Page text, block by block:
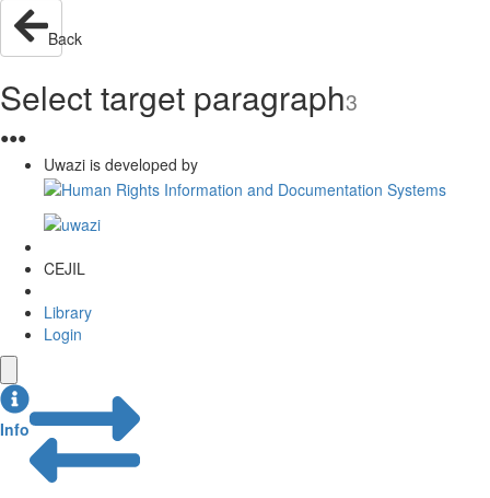
Back
Select target paragraph3
●●●
Uwazi is developed by
CEJIL
Library
Login
Info